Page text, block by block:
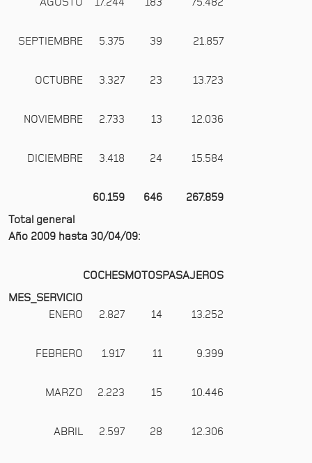
SEPTIEMBRE 5.375 39 21.857
OCTUBRE 3.327 23 13.723
NOVIEMBRE 2.733 13 12.036
DICIEMBRE 3.418 24 15.584
Total general
60.159 646 267.859
Año 2009 hasta 30/04/09:
MES_SERVICIO
COCHESMOTOSPASAJEROS
ENERO 2.827 14 13.252
FEBRERO 1.917 11 9.399
MARZO 2.223 15 10.446
ABRIL 2.597 28 12.306